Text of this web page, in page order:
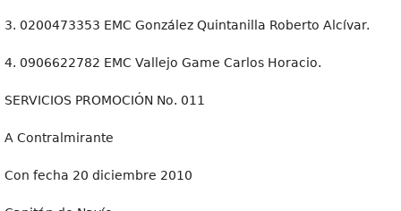
3. 0200473353 EMC González Quintanilla Roberto Alcívar.
4. 0906622782 EMC Vallejo Game Carlos Horacio.
SERVICIOS PROMOCIÓN No. 011
A Contralmirante
Con fecha 20 diciembre 2010